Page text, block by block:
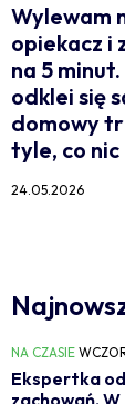
Wylewam
opiekacz i
na 5
odklei się
domowy
tyle, co nic
24.05.2026
NA CZASIE
Ekspertka